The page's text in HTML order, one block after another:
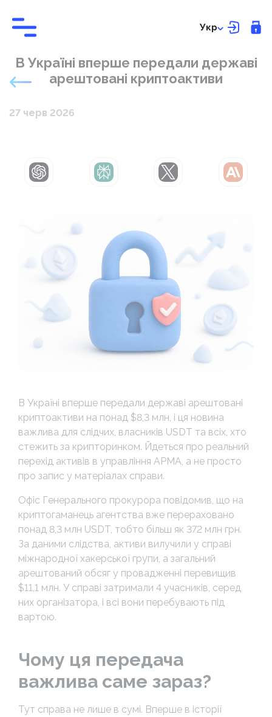
Укр
В Україні вперше передали державі
арештовані криптоактиви
27 черв 2026
ChatGPT Perplexity Grok Claude
В Україні вперше передали державі арештовані
криптоактиви на понад $8,3 млн, і ця новина
важлива для слідчих, власників USDT та всіх, хто
стежить за крипторинком. Йдеться про реальний
перехід активів в управління АРМА, а не просто
про запис у матеріалах справи.
Офіс Генерального прокурора повідомив, що на
криптогаманець агентства вже перераховано
понад 8,3 млн USDT, тобто більш як 372 млн грн.
За даними слідства, активи вилучили у справі
міжнародної хакерської групи, а загальний
арештований обсяг у провадженні перевищив
$11,1 млн. У справі затримали 4 учасників, серед
них організатора, і всі вони перебувають під
вартою.
Чому ця передача
важлива саме зараз?
Тут справа не лише в сумі. Вперше в історії